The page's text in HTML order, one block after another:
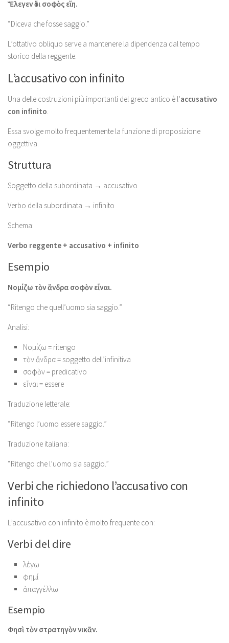
Ἔλεγεν ὅτι σοφὸς εἴη.
“Diceva che fosse saggio.”
L’ottativo obliquo serve a mantenere la dipendenza dal tempo
storico della reggente.
L’accusativo con infinito
Una delle costruzioni più importanti del greco antico è l’accusativo
con infinito.
Essa svolge molto frequentemente la funzione di proposizione
oggettiva.
Struttura
Soggetto della subordinata → accusativo
Verbo della subordinata → infinito
Schema:
Verbo reggente + accusativo + infinito
Esempio
Νομίζω τὸν ἄνδρα σοφὸν εἶναι.
“Ritengo che quell’uomo sia saggio.”
Analisi:
Νομίζω = ritengo
τὸν ἄνδρα = soggetto dell’infinitiva
σοφὸν = predicativo
εἶναι = essere
Traduzione letterale:
“Ritengo l’uomo essere saggio.”
Traduzione italiana:
“Ritengo che l’uomo sia saggio.”
Verbi che richiedono l’accusativo con
infinito
L’accusativo con infinito è molto frequente con:
Verbi del dire
λέγω
φημί
ἀπαγγέλλω
Esempio
Φησὶ τὸν στρατηγὸν νικᾶν.